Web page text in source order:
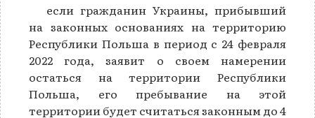
если гражданин Украины, прибывший
на законных основаниях на территорию
Республики Польша в период с 24 февраля
2022 года, заявит о своем намерении
остаться на территории Республики
Польша, его пребывание на этой
территории будет считаться законным до 4